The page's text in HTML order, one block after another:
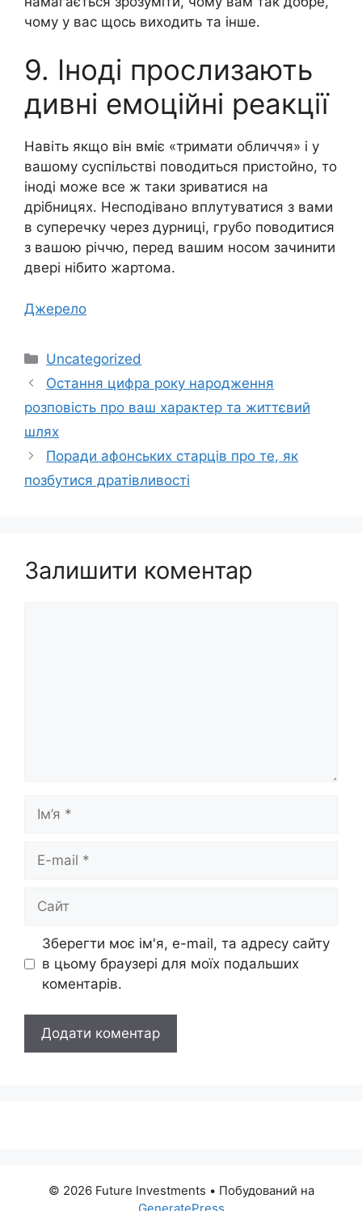
чому у вас щось виходить та інше.
9. Іноді прослизають
дивні емоційні реакції
Навіть якщо він вміє «тримати обличчя» і у
вашому суспільстві поводиться пристойно, то
іноді може все ж таки зриватися на
дрібницях. Несподівано вплутуватися з вами
в суперечку через дурниці, грубо поводитися
з вашою річчю, перед вашим носом зачинити
двері нібито жартома.
Джерело
Категорії
Uncategorized
Остання цифра року народження
розповість про ваш характер та життєвий
шлях
Поради афонських старців про те, як
позбутися дратівливості
Залишити коментар
mail
Зберегти моє ім'я, e-mail, та адресу сайту
в цьому браузері для моїх подальших
коментарів.
© 2026 Future Investments • Побудований на